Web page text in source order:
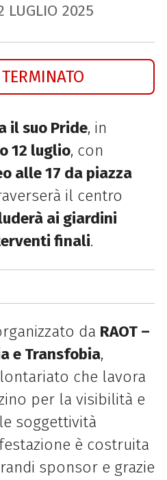
LUGLIO 2025
il suo Pride, in
12 luglio, con
alle 17 da piazza
il centro
ai giardini
finali.
da RAOT –
e Transfobia,
che lavora
per la visibilità e
soggettività
è costruita
sponsor e grazie